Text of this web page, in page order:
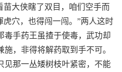
苗大侠瞎了双目，咱们空手而
虎穴，也得闯一闯。”两人这时
毒手药王虽揸于使毒，武功却
，非得将解药取到手不可。
见那一丛矮树枝叶紧密，不能